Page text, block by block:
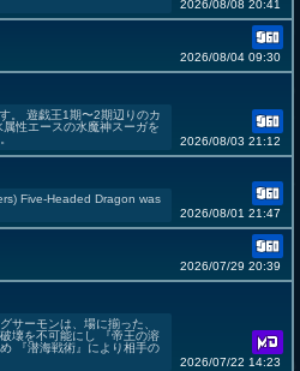
2026/08/08 20:41
2026/08/04 09:30
。 遊戯王1期〜2期辺りのカ
性エースの水魔神スーガを
2026/08/03 21:12
Five-Headed Dragon was
2026/08/01 21:47
2026/07/29 20:39
サーモンは、場に揃った、
壊を不可能にし 『帝王の溶
『潜海戦術』により相手の
2026/07/22 14:23